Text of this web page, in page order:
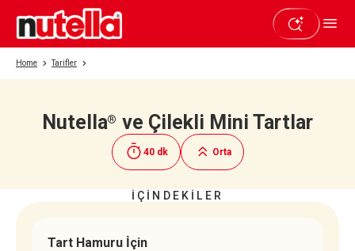
Home Tarifler
Nutella® ve Çilekli Mini Tartlar
40 dk Orta
Beğendiyseniz paylaşın
İÇİNDEKİLER
Tart Hamuru İçin